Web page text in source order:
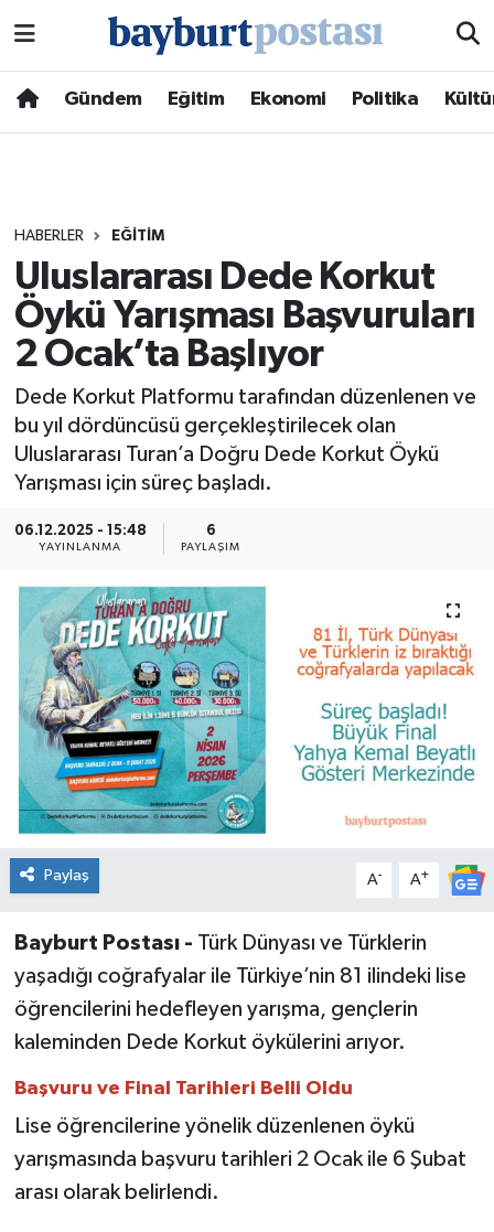
Gündem Eğitim Ekonomi Politika
HABERLER EĞITIM
Uluslararası Dede Korkut
Öykü Yarışması Başvuruları
2 Ocak’ta Başlıyor
Dede Korkut Platformu tarafından düzenlenen ve
bu yıl dördüncüsü gerçekleştirilecek olan
Uluslararası Turan’a Doğru Dede Korkut Öykü
Yarışması için süreç başladı.
06.12.2025 - 15:48
YAYINLANMA
6
PAYLAŞIM
Paylaş A- A+
Bayburt Postası - Türk Dünyası ve Türklerin
yaşadığı coğrafyalar ile Türkiye’nin 81 ilindeki lise
öğrencilerini hedefleyen yarışma, gençlerin
kaleminden Dede Korkut öykülerini arıyor.
Başvuru ve Final Tarihleri Belli Oldu
Lise öğrencilerine yönelik düzenlenen öykü
yarışmasında başvuru tarihleri 2 Ocak ile 6 Şubat
arası olarak belirlendi.
Hava Durumu
Süper Lig Puan Durumu ve Fikstür
Tüm Manşetler
Son Dakika Haberleri
Haber Arşivi